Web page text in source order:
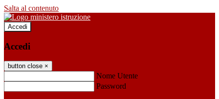
Salta al contenuto
Accedi
Accedi
button close ×
Nome Utente
Password